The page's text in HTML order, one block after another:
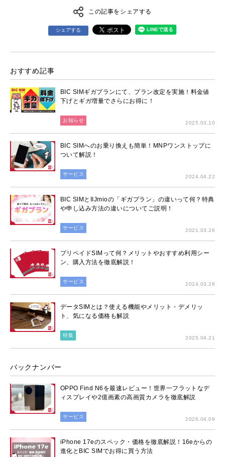
この記事をシェアする
シェアする
おすすめ記事
BIC SIMギガプランにて、プラン改定を実施！料金値
下げとギガ増量でさらにお得に！
お知らせ 2025.03.10
BIC SIMへのお乗り換えも簡単！MNPワンストップに
ついて解説！
サービス 2024.04.22
BIC SIMとIIJmioの「ギガプラン」の違いって何？特典
や申し込み方法の違いについてご説明！
サービス 2021.03.26
プリペイドSIMって何？メリットやおすすめ利用シー
ン、購入方法を徹底解説！
サービス 2024.03.26
データSIMとは？使える機能やメリット・デメリッ
ト、気になる価格も解説
特集 2025.04.21
バックナンバー
OPPO Find N6を最速レビュー！世界一フラットなデ
ィスプレイや2億画素の高画質カメラを徹底解説
サービス 2026.04.09
iPhone 17eのスペック・価格を徹底解説！16eからの
進化とBIC SIMでお得に買う方法